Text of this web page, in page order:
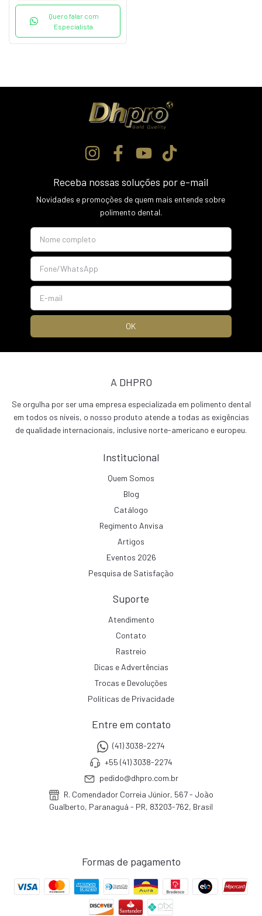
Quero falar com
Especialista
Receba nossas soluções por e-mail
Novidades e promoções de quem mais entende sobre
polimento dental.
A DHPRO
Se orgulha por ser uma empresa especializada em polimento dental
em todos os níveis, o nosso produto atende a todas as exigências
de qualidade internacionais, inclusive norte-americano e europeu.
Institucional
Quem Somos
Blog
Catálogo
Regimento Anvisa
Artigos
Eventos 2026
Pesquisa de Satisfação
Suporte
Atendimento
Contato
Rastreio
Dicas e Advertências
Trocas e Devoluções
Políticas de Privacidade
Entre em contato
(41) 3038-2274
+55 (41) 3038-2274
pedido@dhpro.com.br
R. Comendador Correia Júnior, 567 - João
Gualberto, Paranaguá - PR, 83203-762, Brasil
Formas de pagamento